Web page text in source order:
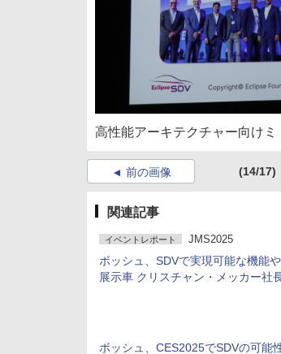
高性能アーキテクチャー向け
前の画像 (14/17)
関連記事
イベントレポート JMS2025
ボッシュ、SDVで実現可能な機能
展示車 クリスチャン・メッカー社
ボッシュ、CES2025でSDVの可能